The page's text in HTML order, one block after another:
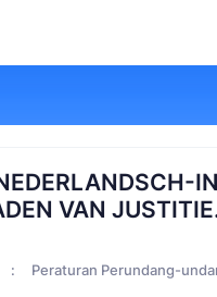
VAN
: Peraturan Perundang-